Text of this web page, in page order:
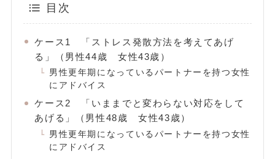
目次
ケース1 「ストレス発散方法を考えてあげ
る」（男性44歳 女性43歳）
男性更年期になっているパートナーを持つ女性
にアドバイス
ケース2 「いままでと変わらない対応をして
あげる」（男性48歳 女性43歳）
男性更年期になっているパートナーを持つ女性
にアドバイス